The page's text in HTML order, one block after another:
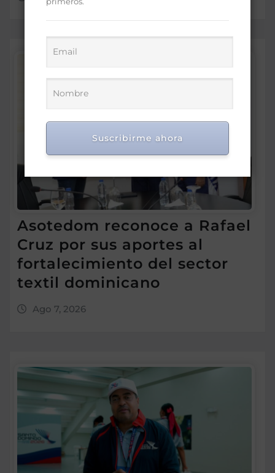
Asotedom reconoce a Rafael
Cruz por sus aportes al
fortalecimiento del sector
textil dominicano
Ago 7, 2026
Suscribirme ahora